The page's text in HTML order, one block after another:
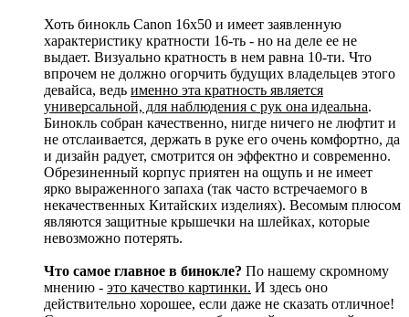
Хоть бинокль Canon 16х50 и имеет заявленную
характеристику кратности 16-ть - но на деле ее не
выдает. Визуально кратность в нем равна 10-ти. Что
впрочем не должно огорчить будущих владельцев этого
девайса, ведь именно эта кратность является
универсальной, для наблюдения с рук она идеальна.
Бинокль собран качественно, нигде ничего не люфтит и
не отслаивается, держать в руке его очень комфортно, да
и дизайн радует, смотрится он эффектно и современно.
Обрезиненный корпус приятен на ощупь и не имеет
ярко выраженного запаха (так часто встречаемого в
некачественных Китайских изделиях). Весомым плюсом
являются защитные крышечки на шлейках, которые
невозможно потерять.
Что самое главное в бинокле? По нашему скромному
мнению - это качество картинки. И здесь оно
действительно хорошее, если даже не сказать отличное!